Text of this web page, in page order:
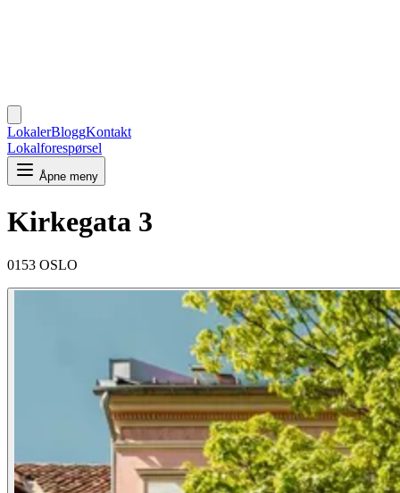
LokalerBloggKontakt
Lokalforespørsel
Åpne meny
Kirkegata 3
0153 OSLO